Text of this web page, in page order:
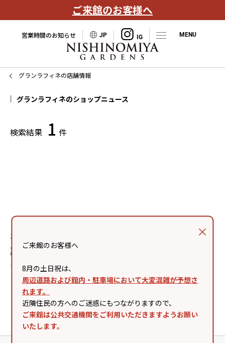
ご来館のお客様へ
営業時間のお知らせ JP
ご来館のお客様へ
8月の土日祝は、
周辺道路および館内・駐車場において大変混雑が予想さ
れます。
近隣住民の方へのご迷惑にもつながりますので、
ご来館は公共交通機関をご利用いただきますようお願い
いたします。
グランラフィネの店舗情報
グランラフィネのショップニュース
検索結果 1 件
2026.05.31
夏季キャンペーン☆
グランラフィネ
店舗情報